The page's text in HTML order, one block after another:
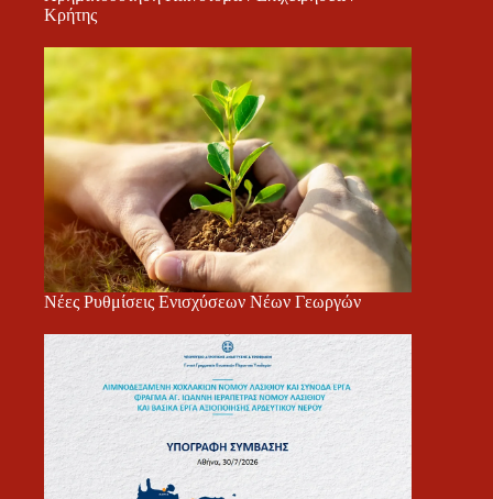
Κρήτης
Νέες Ρυθμίσεις Ενισχύσεων Νέων Γεωργών